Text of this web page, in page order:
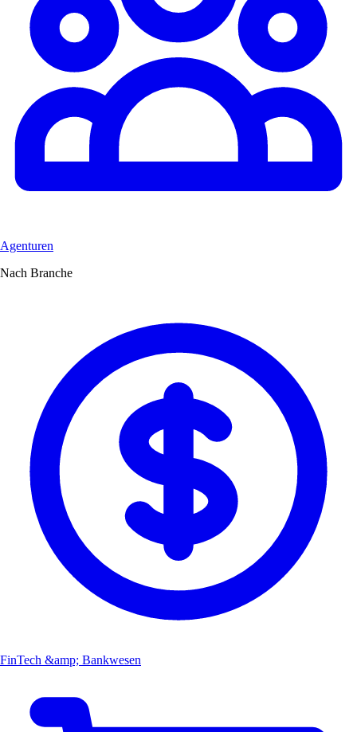
Agenturen
Nach Branche
FinTech &amp; Bankwesen